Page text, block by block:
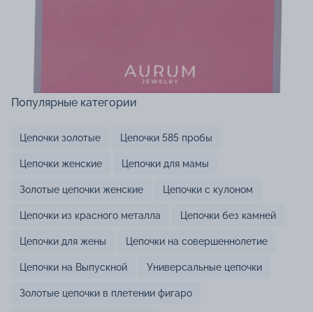
Популярные категории
Цепочки золотые Цепочки 585 пробы
Цепочки женские Цепочки для мамы
Золотые цепочки женские Цепочки с кулоном
Цепочки из красного металла Цепочки без камней
Цепочки для жены Цепочки на совершеннолетие
Цепочки на Выпускной Универсальные цепочки
Золотые цепочки в плетении фигаро